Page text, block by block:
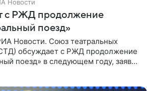
Новости
с РЖД продолжение
поезд»
Новости. Союз театральных
обсуждает с РЖД продолжение
поезд» в следующем году, заявил